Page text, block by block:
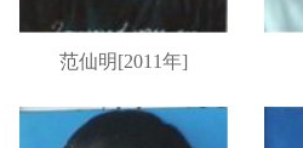
范仙明[2011年]